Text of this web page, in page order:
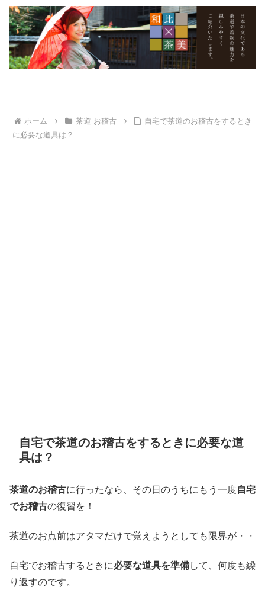
ホーム 茶道 お稽古
自宅で茶道のお稽古をするとき
に必要な道具は？
自宅で茶道のお稽古をするときに必要な道
具は？
茶道のお稽古に行ったなら、その日のうちにもう一度自宅
でお稽古の復習を！
茶道のお点前はアタマだけで覚えようとしても限界が・・
自宅でお稽古するときに必要な道具を準備して、何度も繰
り返すのです。